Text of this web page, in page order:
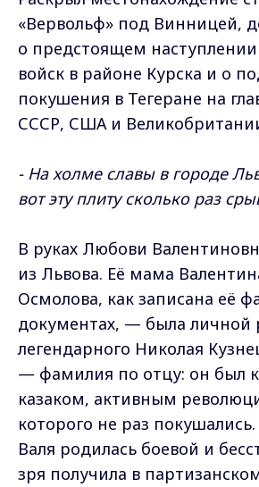
«Вервольф» под Винницей,
о предстоящем
войск в районе Курска и о
покушения в Тегеране на
СССР, США и
- На холме славы в городе
вот эту плиту сколько раз
В руках Любови
из Львова. Её мама
Осмолова, как записана её
документах, — была личной
легендарного Николая
— фамилия по отцу: он был
казаком, активным
которого не раз
Валя родилась боевой и
зря получила в